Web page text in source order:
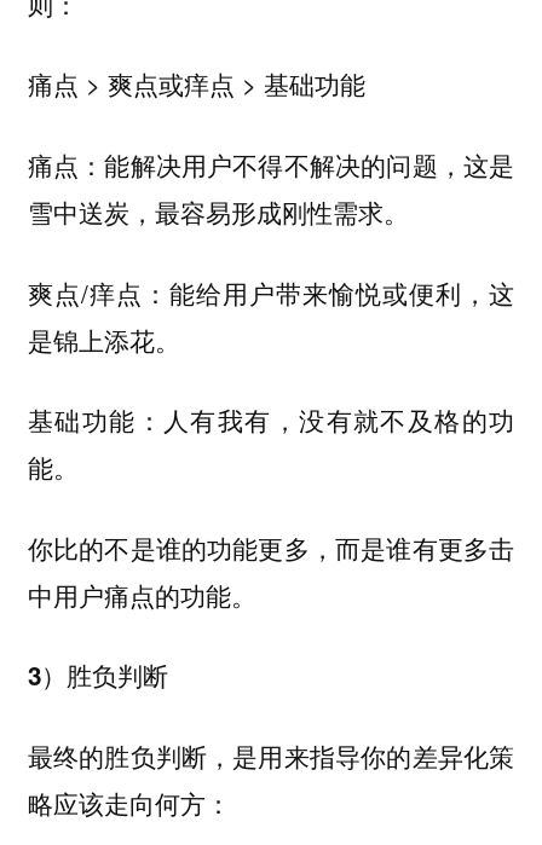
痛点 > 爽点或痒点 > 基础功能
痛点：能解决用户不得不解决的问题，这是
雪中送炭，最容易形成刚性需求。
爽点/痒点：能给用户带来愉悦或便利，这
是锦上添花。
基础功能：人有我有，没有就不及格的功
能。
你比的不是谁的功能更多，而是谁有更多击
中用户痛点的功能。
3）胜负判断
最终的胜负判断，是用来指导你的差异化策
略应该走向何方：